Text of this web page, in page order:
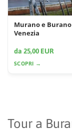
Murano e Burano
Venezia
da 25,00 EUR
SCOPRI →
Tour a